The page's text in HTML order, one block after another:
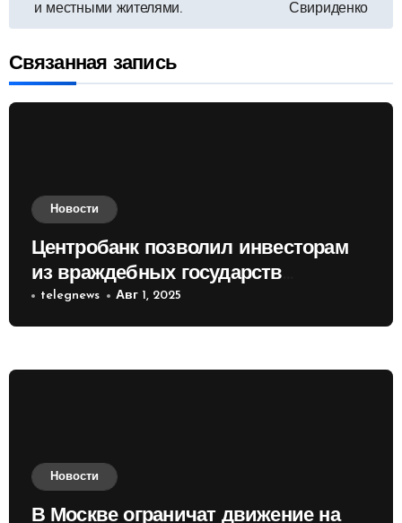
записям
и местными жителями.
Свириденко
Связанная запись
Новости
Центробанк позволил инвесторам
из враждебных государств
приобретать валюту
telegnews Авг 1, 2025
Новости
В Москве ограничат движение на